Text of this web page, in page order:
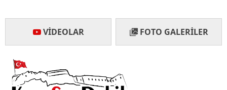
VIDEOLAR FOTO GALERILER